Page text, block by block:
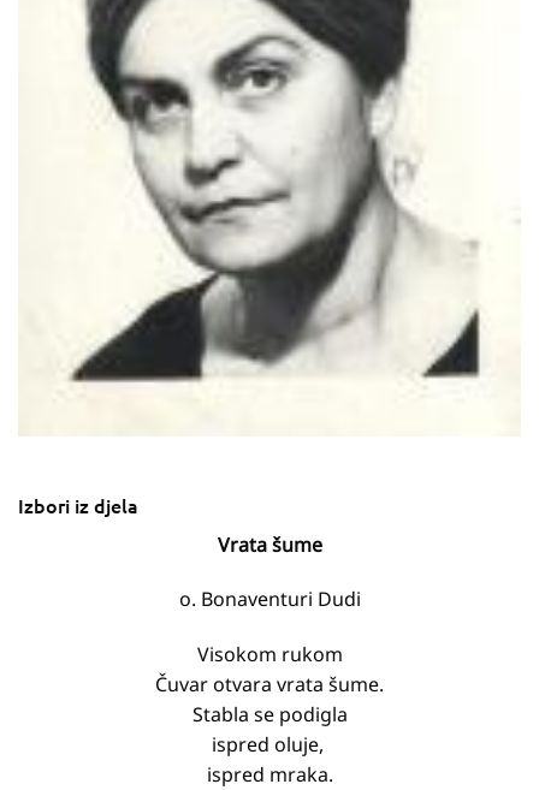
Izbori iz djela
Vrata šume
o. Bonaventuri Dudi
Visokom rukom
Čuvar otvara vrata šume.
Stabla se podigla
ispred oluje,
ispred mraka.